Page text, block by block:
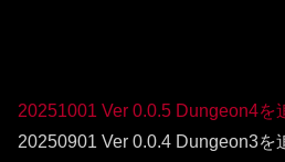
20251001 Ver 0.0.5 Dungeon4を
20250901 Ver 0.0.4 Dungeon3を